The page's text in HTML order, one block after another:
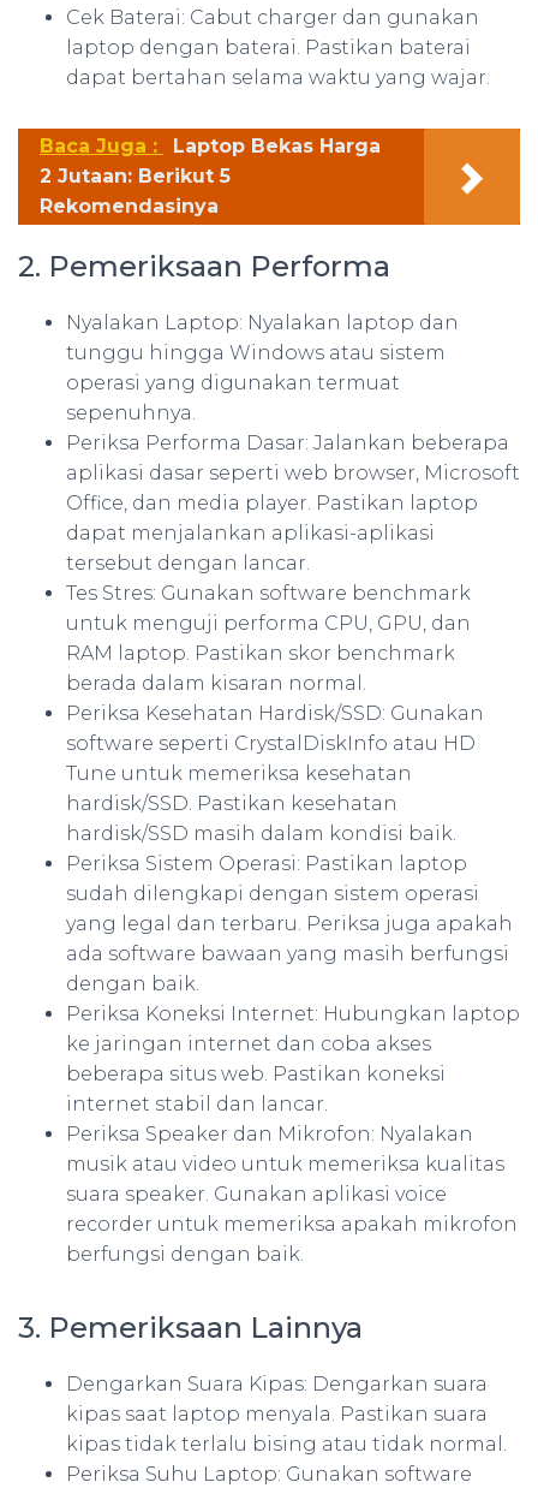
Cek Baterai: Cabut charger dan gunakan
laptop dengan baterai. Pastikan baterai
dapat bertahan selama waktu yang wajar.
Baca Juga :
Laptop Bekas Harga
2 Jutaan: Berikut 5
Rekomendasinya
2. Pemeriksaan Performa
Nyalakan Laptop: Nyalakan laptop dan
tunggu hingga Windows atau sistem
operasi yang digunakan termuat
sepenuhnya.
Periksa Performa Dasar: Jalankan beberapa
aplikasi dasar seperti web browser, Microsoft
Office, dan media player. Pastikan laptop
dapat menjalankan aplikasi-aplikasi
tersebut dengan lancar.
Tes Stres: Gunakan software benchmark
untuk menguji performa CPU, GPU, dan
RAM laptop. Pastikan skor benchmark
berada dalam kisaran normal.
Periksa Kesehatan Hardisk/SSD: Gunakan
software seperti CrystalDiskInfo atau HD
Tune untuk memeriksa kesehatan
hardisk/SSD. Pastikan kesehatan
hardisk/SSD masih dalam kondisi baik.
Periksa Sistem Operasi: Pastikan laptop
sudah dilengkapi dengan sistem operasi
yang legal dan terbaru. Periksa juga apakah
ada software bawaan yang masih berfungsi
dengan baik.
Periksa Koneksi Internet: Hubungkan laptop
ke jaringan internet dan coba akses
beberapa situs web. Pastikan koneksi
internet stabil dan lancar.
Periksa Speaker dan Mikrofon: Nyalakan
musik atau video untuk memeriksa kualitas
suara speaker. Gunakan aplikasi voice
recorder untuk memeriksa apakah mikrofon
berfungsi dengan baik.
3. Pemeriksaan Lainnya
Dengarkan Suara Kipas: Dengarkan suara
kipas saat laptop menyala. Pastikan suara
kipas tidak terlalu bising atau tidak normal.
Periksa Suhu Laptop: Gunakan software